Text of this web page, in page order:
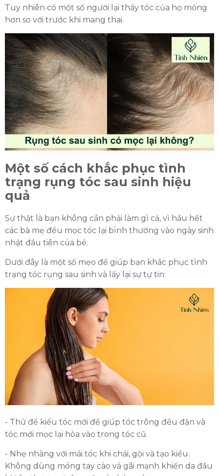
Tuy nhiên có một số người lại thấy tóc của họ mỏng
hơn so với trước khi mang thai.
Một số cách khắc phục tình
trạng rụng tóc sau sinh hiệu
quả
Sự thật là bạn không cần phải làm gì cả, vì hầu hết
các bà mẹ đều mọc tóc lại bình thường vào ngày sinh
nhật đầu tiên của bé.
Dưới đây là một số mẹo để giúp bạn khắc phục tình
trạng tóc rụng sau sinh và lấy lại sự tự tin:
- Thử để kiểu tóc mới để giúp tóc trông đều đặn và
tóc mới mọc lại hòa vào trong tóc cũ.
- Nhẹ nhàng với mái tóc khi chải, gội và tạo kiểu.
Không dùng móng tay cào và gãi mạnh khiến da đầu